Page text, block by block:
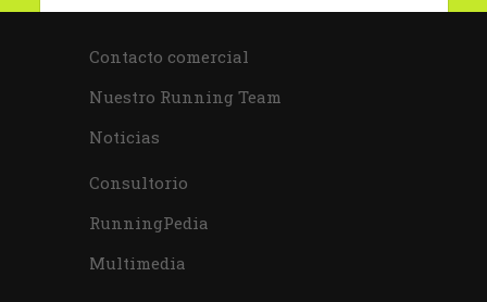
Contacto comercial
Nuestro Running Team
Noticias
Consultorio
RunningPedia
Multimedia